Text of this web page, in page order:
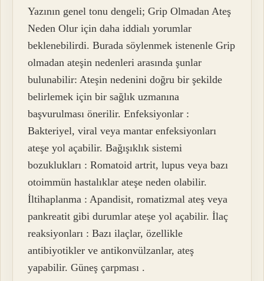
Yazının genel tonu dengeli; Grip Olmadan Ateş
Neden Olur için daha iddialı yorumlar
beklenebilirdi. Burada söylenmek istenenle Grip
olmadan ateşin nedenleri arasında şunlar
bulunabilir: Ateşin nedenini doğru bir şekilde
belirlemek için bir sağlık uzmanına
başvurulması önerilir. Enfeksiyonlar :
Bakteriyel, viral veya mantar enfeksiyonları
ateşe yol açabilir. Bağışıklık sistemi
bozuklukları : Romatoid artrit, lupus veya bazı
otoimmün hastalıklar ateşe neden olabilir.
İltihaplanma : Apandisit, romatizmal ateş veya
pankreatit gibi durumlar ateşe yol açabilir. İlaç
reaksiyonları : Bazı ilaçlar, özellikle
antibiyotikler ve antikonvülzanlar, ateş
yapabilir. Güneş çarpması .